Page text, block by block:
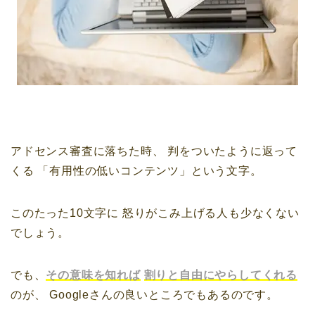
アドセンス審査に落ちた時、
判をついたように返って
くる
「有用性の低いコンテンツ」という文字。
このたった10文字に 怒りがこみ上げる人も少なくない
でしょう。
でも、 その意味を知れば 割りと自由にやらしてくれる
のが、
Googleさんの良いところでもあるのです。